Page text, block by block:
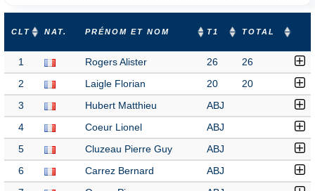
CLT NAT. PRÉNOM ET NOM T1 TOTAL
1 Rogers Alister 26 26
2 Laigle Florian 20 20
3 Hubert Matthieu ABJ
4 Coeur Lionel ABJ
5 Cluzeau Pierre Guy ABJ
6 Carrez Bernard ABJ